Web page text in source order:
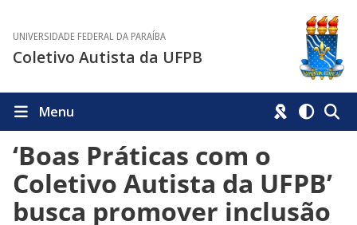
UNIVERSIDADE FEDERAL DA PARAÍBA
Coletivo Autista da UFPB
Menu
‘Boas Práticas com o
Coletivo Autista da UFPB’
busca promover inclusão